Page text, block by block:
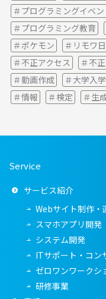
プログラミングイベン
プログラミング教育
ポケモン
リモワ
不正アクセス
不
動画作成
大学入
情報
検定 生
Service
サービス紹介
Webサイト制作・
スマホアプリ開発
システム開発
ITサポート・コン
ゼロワンワークシ
研修事業